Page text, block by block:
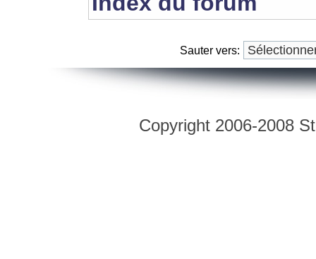
Sauter vers:
Copyright 2006-2008